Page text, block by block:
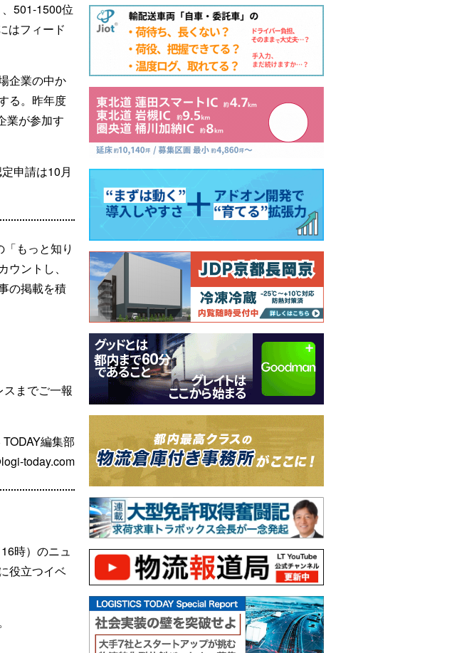
501-1500位
はフィード
企業の中か
る。昨年度
業が参加す
申請は10月
もっと知り
ントし、
の掲載を積
までご一報
編集部
today.com
時）のニュ
役立つイベ